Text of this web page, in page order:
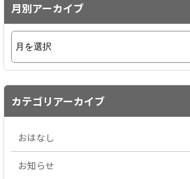
月別アーカイブ
カテゴリアーカイブ
おはなし
お知らせ